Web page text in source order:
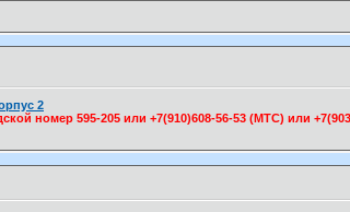
2
номер 595-205 или +7(910)608-56-53 (МТС) или